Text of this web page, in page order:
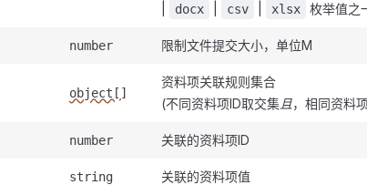
docx csv xlsx 枚举值之
number 限制文件提交大小，单位M
object[]
资料项关联规则集合
(不同资料项ID取交集且，相同资料
number 关联的资料项ID
string 关联的资料项值